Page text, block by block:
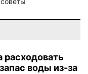
расходовать
воды из-за